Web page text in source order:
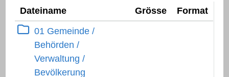
Dateiname Grösse
Format
Ebene 1:
01 Gemeinde /
Behörden /
Verwaltung /
Bevölkerung